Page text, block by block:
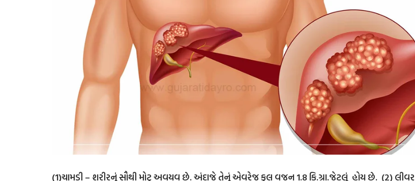
(1)ચામડી – શરીરનું સૌથી મોટુ અવયવ છે. અંદાજે તેનું એવરેજ કુલ વજન 1.8 કિ.ગ્રા.જેટલું હોય છે. (2) લીવર